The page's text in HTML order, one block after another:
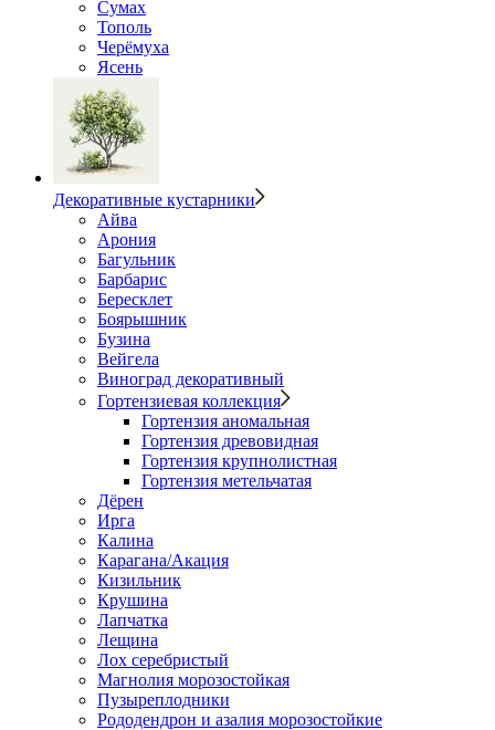
Сумах
Тополь
Черёмуха
Ясень
Декоративные кустарники
Айва
Арония
Багульник
Барбарис
Бересклет
Боярышник
Бузина
Вейгела
Виноград декоративный
Гортензиевая коллекция
Гортензия аномальная
Гортензия древовидная
Гортензия крупнолистная
Гортензия метельчатая
Дёрен
Ирга
Калина
Карагана/Акация
Кизильник
Крушина
Лапчатка
Лещина
Лох серебристый
Магнолия морозостойкая
Пузыреплодники
Рододендрон и азалия морозостойкие